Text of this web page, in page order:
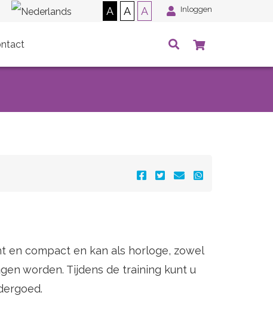
A A A Inloggen
en compact en kan als horloge, zowel
worden. Tijdens de training kunt u